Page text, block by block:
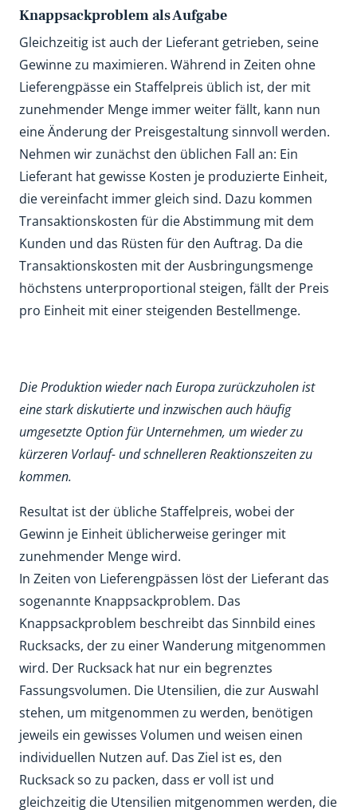
Knappsackproblem als Aufgabe
Gleichzeitig ist auch der Lieferant getrieben, seine
Gewinne zu maximieren. Während in Zeiten ohne
Lieferengpässe ein Staffelpreis üblich ist, der mit
zunehmender Menge immer weiter fällt, kann nun
eine Änderung der Preisgestaltung sinnvoll werden.
Nehmen wir zunächst den üblichen Fall an: Ein
Lieferant hat gewisse Kosten je produzierte Einheit,
die vereinfacht immer gleich sind. Dazu kommen
Transaktionskosten für die Abstimmung mit dem
Kunden und das Rüsten für den Auftrag. Da die
Transaktionskosten mit der Ausbringungsmenge
höchstens unterproportional steigen, fällt der Preis
pro Einheit mit einer steigenden Bestellmenge.
Die Produktion wieder nach Europa zurückzuholen ist
eine stark diskutierte und inzwischen auch häufig
umgesetzte Option für Unternehmen, um wieder zu
kürzeren Vorlauf- und schnelleren Reaktionszeiten zu
kommen.
Resultat ist der übliche Staffelpreis, wobei der
Gewinn je Einheit üblicherweise geringer mit
zunehmender Menge wird.
In Zeiten von Lieferengpässen löst der Lieferant das
sogenannte Knappsackproblem. Das
Knappsackproblem beschreibt das Sinnbild eines
Rucksacks, der zu einer Wanderung mitgenommen
wird. Der Rucksack hat nur ein begrenztes
Fassungsvolumen. Die Utensilien, die zur Auswahl
stehen, um mitgenommen zu werden, benötigen
jeweils ein gewisses Volumen und weisen einen
individuellen Nutzen auf. Das Ziel ist es, den
Rucksack so zu packen, dass er voll ist und
gleichzeitig die Utensilien mitgenommen werden, die